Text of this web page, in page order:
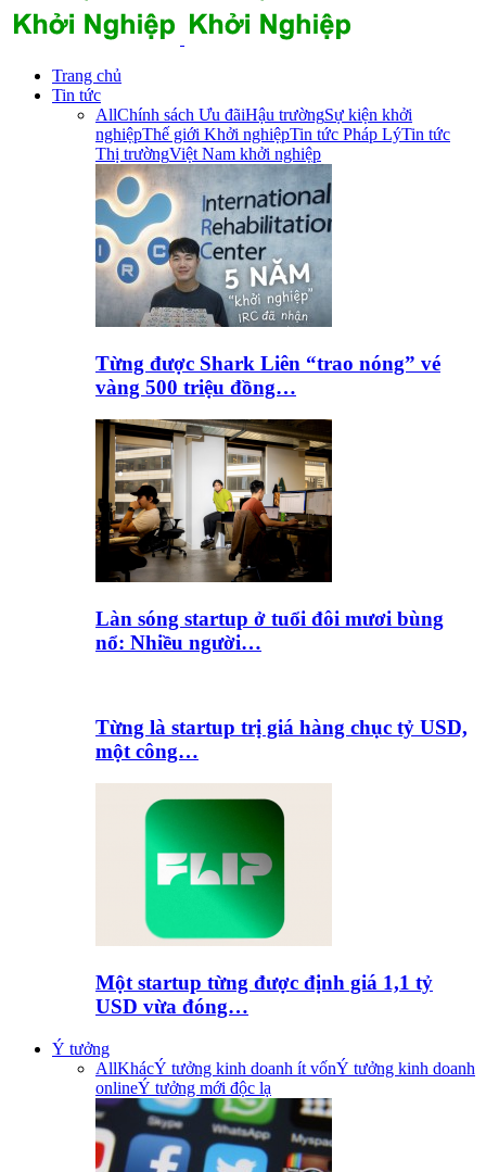
Trang chủ
Tin tức
AllChính sách Ưu đãiHậu trườngSự kiện khởi
nghiệpThế giới Khởi nghiệpTin tức Pháp LýTin tức
Thị trườngViệt Nam khởi nghiệp
Từng được Shark Liên “trao nóng” vé
vàng 500 triệu đồng…
Làn sóng startup ở tuổi đôi mươi bùng
nổ: Nhiều người…
Từng là startup trị giá hàng chục tỷ USD,
một công…
Một startup từng được định giá 1,1 tỷ
USD vừa đóng…
Ý tưởng
AllKhácÝ tưởng kinh doanh ít vốnÝ tưởng kinh doanh
onlineÝ tưởng mới độc lạ